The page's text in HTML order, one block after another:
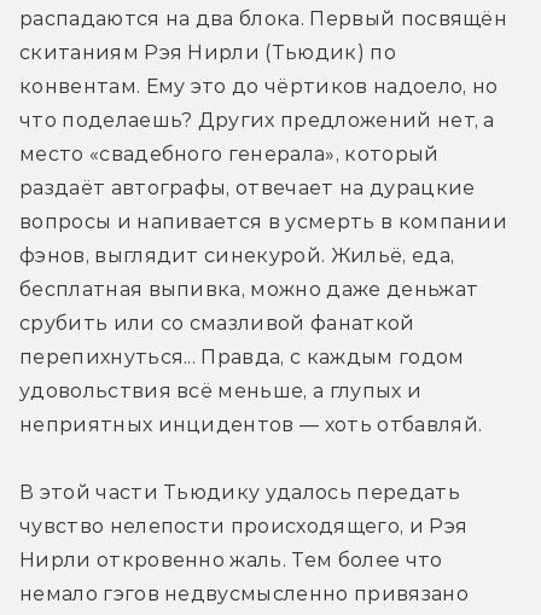
распадаются на два блока. Первый посвящён
скитаниям Рэя Нирли (Тьюдик) по
конвентам. Ему это до чёртиков надоело, но
что поделаешь? Других предложений нет, а
место «свадебного генерала», который
раздаёт автографы, отвечает на дурацкие
вопросы и напивается в усмерть в компании
фэнов, выглядит синекурой. Жильё, еда,
бесплатная выпивка, можно даже деньжат
срубить или со смазливой фанаткой
перепихнуться... Правда, с каждым годом
удовольствия всё меньше, а глупых и
неприятных инцидентов — хоть отбавляй.
В этой части Тьюдику удалось передать
чувство нелепости происходящего, и Рэя
Нирли откровенно жаль. Тем более что
немало гэгов недвусмысленно привязано